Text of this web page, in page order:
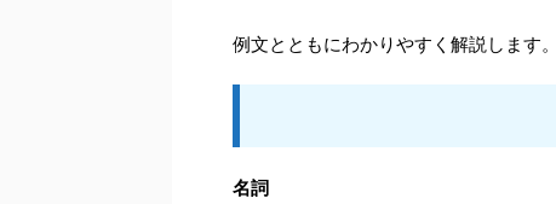
例文とともにわかりやすく解説します。
名詞